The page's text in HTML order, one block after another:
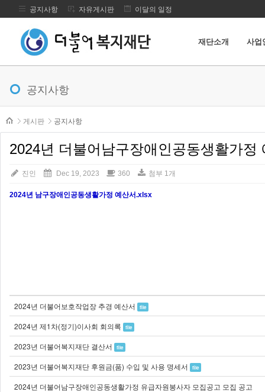
메뉴 건너뛰기
공지사항 자유게시판 이달의 일정
재단소개 사업
공지사항
본문시작
게시판
공지사항
2024년 더불어남구장애인공동생활가정
진인 Dec 19, 2023 360 첨부 1개
2024년 남구장애인공동생활가정 예산서.xlsx
2024년 더불어보호작업장 추경 예산서 file
2024년 제1차(정기)이사회 회의록 file
2023년 더불어복지재단 결산서 file
2023년 더불어복지재단 후원금(품) 수입 및 사용 명세서 file
2024년 더불어남구장애인공동생활가정 유급자원봉사자 모집공고 모집 공고